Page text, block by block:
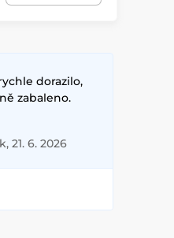
dorazilo,
zabaleno.
21. 6. 2026